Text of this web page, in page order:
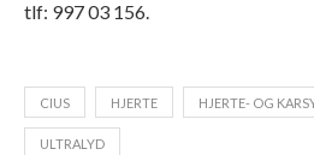
tlf: 997 03 156.
CIUS HJERTE HJERTE- OG
ULTRALYD